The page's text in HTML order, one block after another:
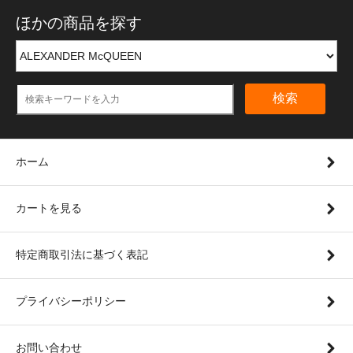
ほかの商品を探す
検索
ホーム
カートを見る
特定商取引法に基づく表記
プライバシーポリシー
お問い合わせ